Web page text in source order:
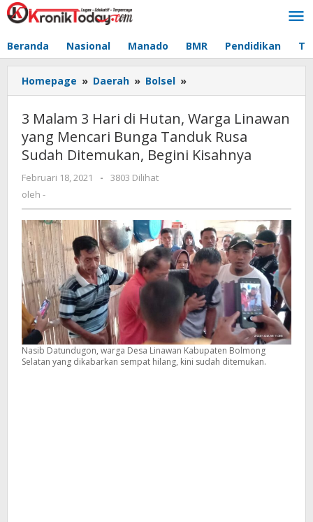
Lewati
ke
Beranda Nasional Manado BMR Pendidikan
Homepage » Daerah » Bolsel »
Malam
Hari
di
Hutan,
Mencari
Bunga
Tanduk
Rusa
Sudah
Ditemukan,
Begini
Kisahnya
3 Malam 3 Hari di Hutan, Warga Linawan
yang Mencari Bunga Tanduk Rusa
Sudah Ditemukan, Begini Kisahnya
Februari 18, 2021
oleh
-
3803 Dilihat
oleh -
Nasib Datundugon, warga Desa Linawan Kabupaten Bolmong
Selatan yang dikabarkan sempat hilang, kini sudah ditemukan.